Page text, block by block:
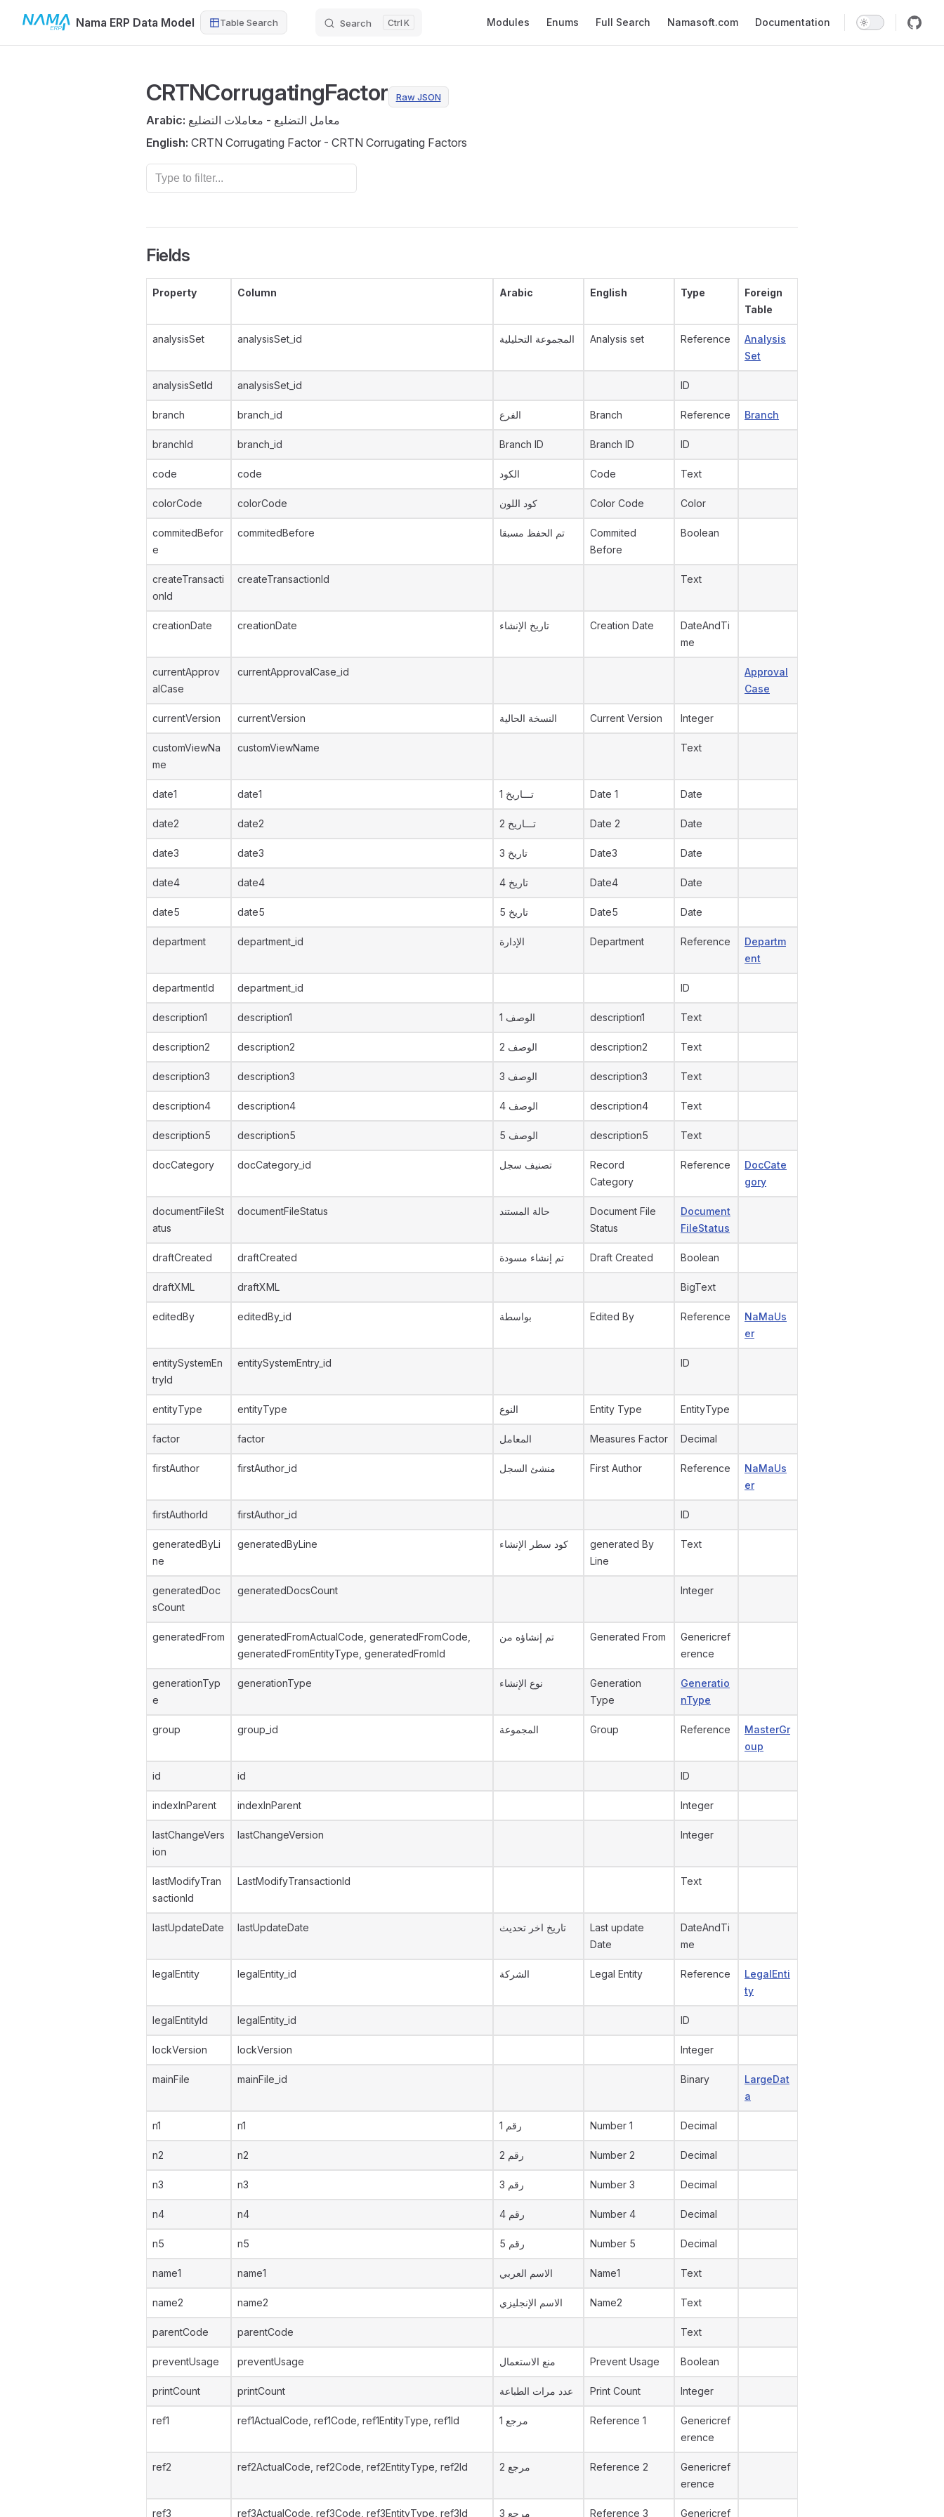
Skip to contentNama ERP Data Model Table Search Search K Modules Enums Full Search Namasoft.com Documentation
CRTNCorrugatingFactor Raw JSON
Arabic: معامل التضليع - معاملات التضليع
English: CRTN Corrugating Factor - CRTN Corrugating Factors
Fields
Property Column Arabic English Type
Foreign
Table
analysisSet analysisSet_id المجموعة التحليلية Analysis set Reference
Analysis
Set
analysisSetId analysisSet_id ID
branch branch_id الفرع Branch Reference Branch
branchId branch_id Branch ID Branch ID ID
code code الكود Code Text
colorCode colorCode كود اللون Color Code Color
commitedBefor
e
commitedBefore تم الحفظ مسبقا
Commited
Before
Boolean
createTransacti
onId
createTransactionId Text
creationDate creationDate تاريخ الإنشاء Creation Date
DateAndTi
me
currentApprov
alCase
currentApprovalCase_id
Approval
Case
currentVersion currentVersion النسخة الحالية Current Version Integer
customViewNa
me
customViewName Text
date1 date1 تـــاريخ 1 Date 1 Date
date2 date2 تـــاريخ 2 Date 2 Date
date3 date3 تاريخ 3 Date3 Date
date4 date4 تاريخ 4 Date4 Date
date5 date5 تاريخ 5 Date5 Date
department department_id الإدارة Department Reference
Departm
ent
departmentId department_id ID
description1 description1 الوصف 1 description1 Text
description2 description2 الوصف 2 description2 Text
description3 description3 الوصف 3 description3 Text
description4 description4 الوصف 4 description4 Text
description5 description5 الوصف 5 description5 Text
docCategory docCategory_id تصنيف سجل
Record
Category
Reference
DocCate
gory
documentFileSt
atus
documentFileStatus حالة المستند
Document File
Status
Document
FileStatus
draftCreated draftCreated تم إنشاء مسودة Draft Created Boolean
draftXML draftXML BigText
editedBy editedBy_id بواسطة Edited By Reference
NaMaUs
er
entitySystemEn
tryId
entitySystemEntry_id ID
entityType entityType النوع Entity Type EntityType
factor factor المعامل Measures Factor Decimal
firstAuthor firstAuthor_id منشئ السجل First Author Reference
NaMaUs
er
firstAuthorId firstAuthor_id ID
generatedByLi
ne
generatedByLine كود سطر الإنشاء
generated By
Line
Text
generatedDoc
sCount
generatedDocsCount Integer
generatedFrom
generatedFromActualCode, generatedFromCode,
generatedFromEntityType, generatedFromId
تم إنشاؤه من Generated From
Genericref
erence
generationTyp
e
generationType نوع الإنشاء
Generation
Type
Generatio
nType
group group_id المجموعة Group Reference
MasterGr
oup
id id ID
indexInParent indexInParent Integer
lastChangeVers
ion
lastChangeVersion Integer
lastModifyTran
sactionId
LastModifyTransactionId Text
lastUpdateDate lastUpdateDate تاريخ اخر تحديث
Last update
Date
DateAndTi
me
legalEntity legalEntity_id الشركة Legal Entity Reference
LegalEnti
ty
legalEntityId legalEntity_id ID
lockVersion lockVersion Integer
mainFile mainFile_id Binary
LargeDat
a
n1 n1 رقم 1 Number 1 Decimal
n2 n2 رقم 2 Number 2 Decimal
n3 n3 رقم 3 Number 3 Decimal
n4 n4 رقم 4 Number 4 Decimal
n5 n5 رقم 5 Number 5 Decimal
name1 name1 الاسم العربي Name1 Text
name2 name2 الاسم الإنجليزي Name2 Text
parentCode parentCode Text
preventUsage preventUsage منع الاستعمال Prevent Usage Boolean
printCount printCount عدد مرات الطباعة Print Count Integer
ref1 ref1ActualCode, ref1Code, ref1EntityType, ref1Id مرجع 1 Reference 1
Genericref
erence
ref2 ref2ActualCode, ref2Code, ref2EntityType, ref2Id مرجع 2 Reference 2
Genericref
erence
ref3 ref3ActualCode, ref3Code, ref3EntityType, ref3Id مرجع 3 Reference 3 Genericref